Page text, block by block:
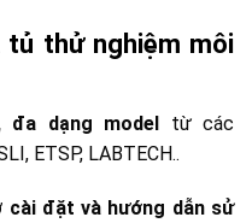
tủ thử nghiệm môi
đa dạng model từ các
ETSP, LABTECH..
đặt và hướng dẫn sử